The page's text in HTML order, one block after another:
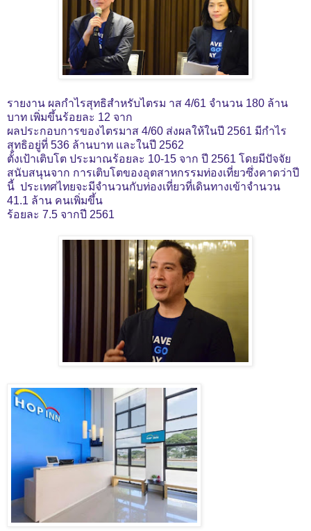
รายงาน ผลกำไรสุทธิสำหรับไตรม าส 4/61 จำนวน 180 ล้าน
บาท เพิ่มขึ้นร้อยละ 12 จาก
ผลประกอบการของไตรมาส 4/60 ส่งผลให้ในปี 2561 มีกำไร
สุทธิอยู่ที่ 536 ล้านบาท และในปี 2562
ตั้งเป้าเติบโต ประมาณร้อยละ 10-15 จาก ปี 2561 โดยมีปัจจัย
สนับสนุนจาก การเติบโตของอุตสาหกรรมท่องเที่ยวซึ่งคาดว่าปี
นี้ ประเทศไทยจะมีจำนวนกับท่องเที่ยวที่เดินทางเข้าจำนวน
41.1 ล้าน คนเพิ่มขึ้น
ร้อยละ 7.5 จากปี 2561